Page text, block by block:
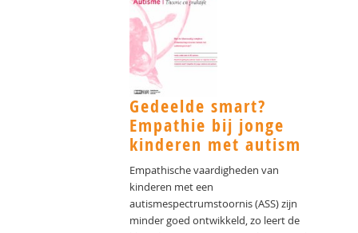
Gedeelde smart?
Empathie bij jonge
kinderen met autism
Empathische vaardigheden van
kinderen met een
autismespectrumstoornis (ASS) zijn
minder goed ontwikkeld, zo leert de